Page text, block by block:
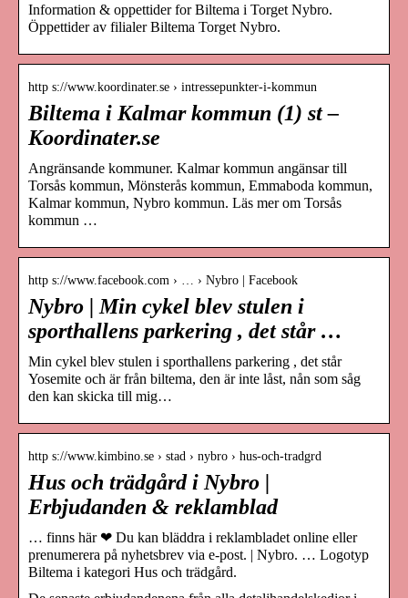
Information & oppettider for Biltema i Torget Nybro.
Öppettider av filialer Biltema Torget Nybro.
http s://www.koordinater.se › intressepunkter-i-kommun
Biltema i Kalmar kommun (1) st –
Koordinater.se
Angränsande kommuner. Kalmar kommun angänsar till
Torsås kommun, Mönsterås kommun, Emmaboda kommun,
Kalmar kommun, Nybro kommun. Läs mer om Torsås
kommun …
http s://www.facebook.com › … › Nybro | Facebook
Nybro | Min cykel blev stulen i
sporthallens parkering , det står …
Min cykel blev stulen i sporthallens parkering , det står
Yosemite och är från biltema, den är inte låst, nån som såg
den kan skicka till mig…
http s://www.kimbino.se › stad › nybro › hus-och-tradgrd
Hus och trädgård i Nybro |
Erbjudanden & reklamblad
… finns här ❤ Du kan bläddra i reklambladet online eller
prenumerera på nyhetsbrev via e-post. | Nybro. … Logotyp
Biltema i kategori Hus och trädgård.